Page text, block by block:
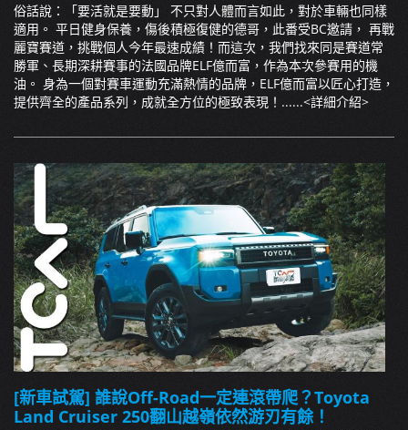
俗話說：「要活就是要動」 不只對人體而言如此，對於車輛也同樣
適用。 平日健身保養，傷後積極復健的德哥，此番受BC邀請， 再戰
麗寶賽道，挑戰個人今年最速成績！而這次，我們找來同是賽道常
勝軍、長期深耕賽事的法國品牌ELF億而富，作為本次參賽用的機
油。 身為一個對賽車運動充滿熱情的品牌，ELF億而富以匠心打造，
提供齊全的產品系列，成就全方位的極致表現！......<詳細介紹>
[新車試駕] 誰說Off-Road一定連滾帶爬？Toyota
Land Cruiser 250翻山越嶺依然游刃有餘！